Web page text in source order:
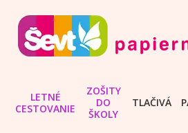
LETNÉ
CESTOVANIE
ZOŠITY
DO
ŠKOLY
TLAČIVÁ